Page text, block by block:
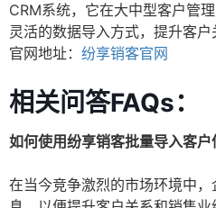
CRM系统，它在大中型客户管
灵活的数据导入方式，提升客户
官网地址： 纷享销客官网
相关问答FAQs：
如何使用纷享销客批量导入客户
在当今竞争激烈的市场环境中